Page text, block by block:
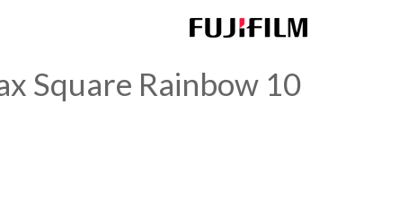
Square Rainbow 10